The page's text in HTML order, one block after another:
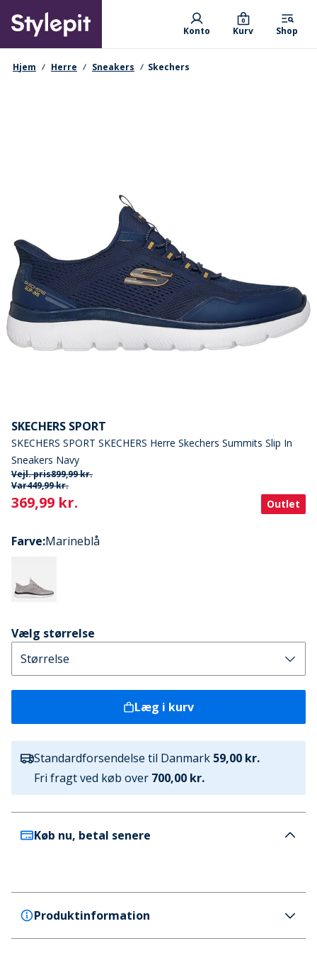
main
content
Primary departments
Konto Kurv
0
Shop
navigationssti
Hjem Herre Sneakers Skechers
SKECHERS SPORT
SKECHERS SPORT SKECHERS Herre Skechers Summits Slip In
Sneakers Navy
Vejl. pris899,99 kr.
Var449,99 kr.
Current
369,99 kr. Outlet
Farve:Marineblå
Vælg størrelse
Læg i kurv
Standardforsendelse til Danmark 59,00 kr.
Fri fragt ved køb over 700,00 kr.
Køb nu, betal senere
Produktinformation